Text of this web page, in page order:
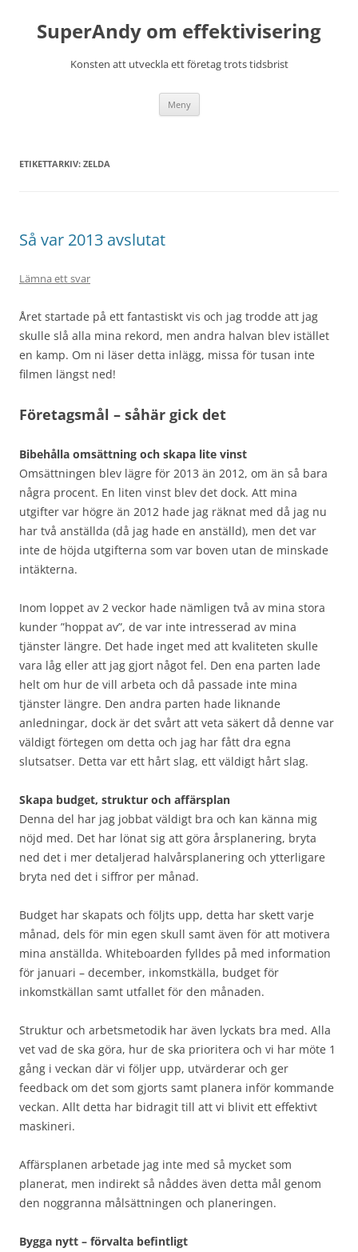
innehåll
SuperAndy om effektivisering
Konsten att utveckla ett företag trots tidsbrist
Meny
ETIKETTARKIV: ZELDA
Så var 2013 avslutat
Lämna ett svar
Året startade på ett fantastiskt vis och jag trodde att jag
skulle slå alla mina rekord, men andra halvan blev istället
en kamp. Om ni läser detta inlägg, missa för tusan inte
filmen längst ned!
Företagsmål – såhär gick det
Bibehålla omsättning och skapa lite vinst
Omsättningen blev lägre för 2013 än 2012, om än så bara
några procent. En liten vinst blev det dock. Att mina
utgifter var högre än 2012 hade jag räknat med då jag nu
har två anställda (då jag hade en anställd), men det var
inte de höjda utgifterna som var boven utan de minskade
intäkterna.
Inom loppet av 2 veckor hade nämligen två av mina stora
kunder ”hoppat av”, de var inte intresserad av mina
tjänster längre. Det hade inget med att kvaliteten skulle
vara låg eller att jag gjort något fel. Den ena parten lade
helt om hur de vill arbeta och då passade inte mina
tjänster längre. Den andra parten hade liknande
anledningar, dock är det svårt att veta säkert då denne var
väldigt förtegen om detta och jag har fått dra egna
slutsatser. Detta var ett hårt slag, ett väldigt hårt slag.
Skapa budget, struktur och affärsplan
Denna del har jag jobbat väldigt bra och kan känna mig
nöjd med. Det har lönat sig att göra årsplanering, bryta
ned det i mer detaljerad halvårsplanering och ytterligare
bryta ned det i siffror per månad.
Budget har skapats och följts upp, detta har skett varje
månad, dels för min egen skull samt även för att motivera
mina anställda. Whiteboarden fylldes på med information
för januari – december, inkomstkälla, budget för
inkomstkällan samt utfallet för den månaden.
Struktur och arbetsmetodik har även lyckats bra med. Alla
vet vad de ska göra, hur de ska prioritera och vi har möte 1
gång i veckan där vi följer upp, utvärderar och ger
feedback om det som gjorts samt planera inför kommande
veckan. Allt detta har bidragit till att vi blivit ett effektivt
maskineri.
Affärsplanen arbetade jag inte med så mycket som
planerat, men indirekt så nåddes även detta mål genom
den noggranna målsättningen och planeringen.
Bygga nytt – förvalta befintligt